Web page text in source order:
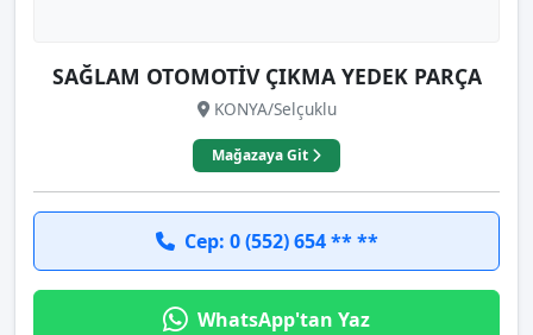
SAĞLAM OTOMOTİV ÇIKMA YEDEK PARÇA
KONYA/Selçuklu
Mağazaya Git
Cep: 0 (552) 654 ** **
WhatsApp'tan Yaz